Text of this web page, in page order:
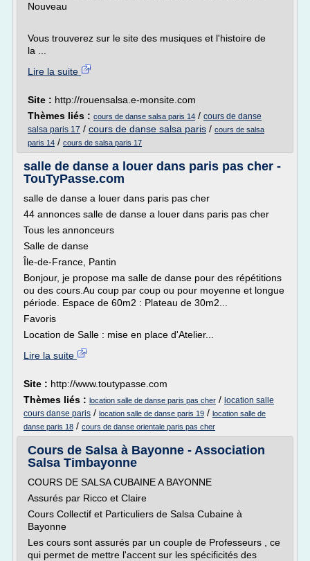
Nouveau
Vous trouverez sur le site des musiques et l'histoire de
la ...
Lire la suite
Site : http://rouensalsa.e-monsite.com
Thèmes liés : cours de danse salsa paris 14 / cours de danse
salsa paris 17 / cours de danse salsa paris / cours de salsa
paris 14 / cours de salsa paris 17
salle de danse a louer dans paris pas cher -
TouTyPasse.com
salle de danse a louer dans paris pas cher
44 annonces salle de danse a louer dans paris pas cher
Tous les annonceurs
Salle de danse
Île-de-France, Pantin
Bonjour, je propose ma salle de danse pour des répétitions
ou des cours.Au coup par coup ou pour moyenne et longue
période. Espace de 60m2 : Plateau de 30m2...
Favoris
Location de Salle : mise en place d'Atelier...
Lire la suite
Site : http://www.toutypasse.com
Thèmes liés : location salle de danse paris pas cher / location salle
cours danse paris / location salle de danse paris 19 / location salle de
danse paris 18 / cours de danse orientale paris pas cher
Cours de Salsa à Bayonne - Association
Salsa Timbayonne
COURS DE SALSA CUBAINE A BAYONNE
Assurés par Ricco et Claire
Cours Collectif et Particuliers de Salsa Cubaine à
Bayonne
Les cours sont assurés par un couple de Professeurs , ce
qui permet de mettre l'accent sur les spécificités des